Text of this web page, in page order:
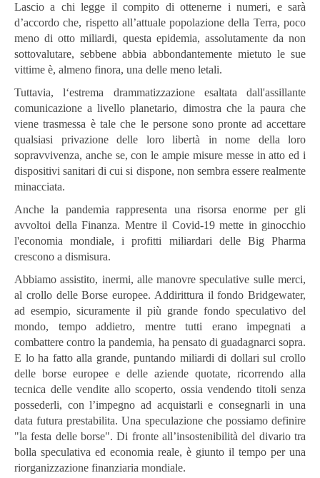
Lascio a chi legge il compito di ottenerne i numeri, e sarà
d’accordo che, rispetto all’attuale popolazione della Terra, poco
meno di otto miliardi, questa epidemia, assolutamente da non
sottovalutare, sebbene abbia abbondantemente mietuto le sue
vittime è, almeno finora, una delle meno letali.
Tuttavia, l‘estrema drammatizzazione esaltata dall'assillante
comunicazione a livello planetario, dimostra che la paura che
viene trasmessa è tale che le persone sono pronte ad accettare
qualsiasi privazione delle loro libertà in nome della loro
sopravvivenza, anche se, con le ampie misure messe in atto ed i
dispositivi sanitari di cui si dispone, non sembra essere realmente
minacciata.
Anche la pandemia rappresenta una risorsa enorme per gli
avvoltoi della Finanza. Mentre il Covid-19 mette in ginocchio
l'economia mondiale, i profitti miliardari delle Big Pharma
crescono a dismisura.
Abbiamo assistito, inermi, alle manovre speculative sulle merci,
al crollo delle Borse europee. Addirittura il fondo Bridgewater,
ad esempio, sicuramente il più grande fondo speculativo del
mondo, tempo addietro, mentre tutti erano impegnati a
combattere contro la pandemia, ha pensato di guadagnarci sopra.
E lo ha fatto alla grande, puntando miliardi di dollari sul crollo
delle borse europee e delle aziende quotate, ricorrendo alla
tecnica delle vendite allo scoperto, ossia vendendo titoli senza
possederli, con l’impegno ad acquistarli e consegnarli in una
data futura prestabilita. Una speculazione che possiamo definire
"la festa delle borse". Di fronte all’insostenibilità del divario tra
bolla speculativa ed economia reale, è giunto il tempo per una
riorganizzazione finanziaria mondiale.